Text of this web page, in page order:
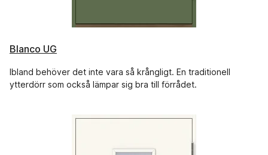
Blanco UG
Ibland behöver det inte vara så krångligt. En traditionell
ytterdörr som också lämpar sig bra till förrådet.